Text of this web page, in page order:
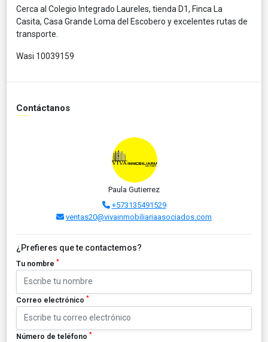
Cerca al Colegio Integrado Laureles, tienda D1, Finca La
Casita, Casa Grande Loma del Escobero y excelentes rutas de
transporte.
Wasi 10039159
Contáctanos
Paula Gutierrez
+573135491529
ventas20@vivainmobiliariaasociados.com
¿Prefieres que te contactemos?
Tu nombre *
Correo electrónico *
Número de teléfono *